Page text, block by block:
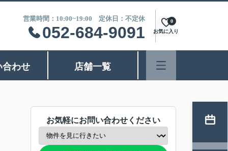
営業時間：10:00~19:00 定休日：不定休
052-684-9091 お気に入り
0
合わせ 店舗一覧
お気軽にお問い合わせください